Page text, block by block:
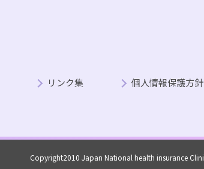
リンク集 個人情報保護方針
Copyright2010 Japan National health insurance